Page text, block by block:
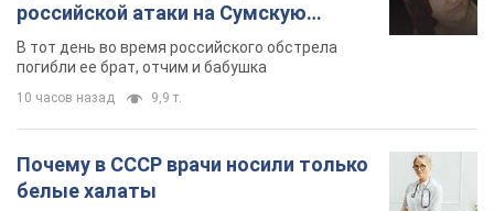
российской атаки на Сумскую
область. Фото
В тот день во время российского обстрела
погибли ее брат, отчим и бабушка
10 часов назад 9,9 т.
Почему в СССР врачи носили только
белые халаты